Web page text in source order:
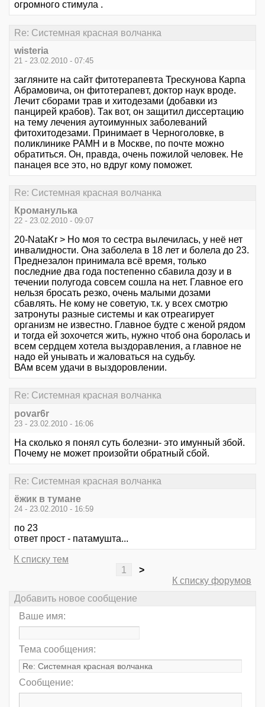
огромного стимула .
Re: Системная красная волчанка
wisteria
21 - 23.02.2010 - 07:45
загляните на сайт фитотерапевта Трескунова Карпа
Абрамовича, он фитотерапевт, доктор наук вроде.
Лечит сборами трав и хитодезами (добавки из
панцирей крабов). Так вот, он защитил диссертацию
на тему лечения аутоимунных заболеваний
фитохитодезами. Принимает в Черноголовке, в
поликлинике РАМН и в Москве, по почте можно
обратиться. Он, правда, очень пожилой человек. Не
панацея все это, но вдруг кому поможет.
Re: Системная красная волчанка
Кроманулька
22 - 23.02.2010 - 09:07
20-NataKr > Но моя то сестра вылечилась, у неё нет
инвалидности. Она заболела в 18 лет и болела до 23.
Преднезалон принимала всё время, только
последние два года постепенно сбавила дозу и в
течении полугода совсем сошла на нет. Главное его
нельзя бросать резко, очень малыми дозами
сбавлять. Не кому не советую, т.к. у всех смотрю
затронуты разные системы и как отреагирует
организм не известно. Главное будте с женой рядом
и тогда ей зохочется жить, нужно чтоб она боролась и
всем сердцем хотела выздоравления, а главное не
надо ей унывать и жаловаться на судьбу.
ВАм всем удачи в выздоровлении.
Re: Системная красная волчанка
povar6r
23 - 23.02.2010 - 16:06
На сколько я понял суть болезни- это имунный збой.
Почему не может произойти обратный сбой.
Re: Системная красная волчанка
ёжик в тумане
24 - 23.02.2010 - 16:59
по 23
ответ прост - патамушта...
К списку тем
1
>
К списку форумов
Добавить новое сообщение
Ваше имя:
Тема сообщения:
Сообщение: